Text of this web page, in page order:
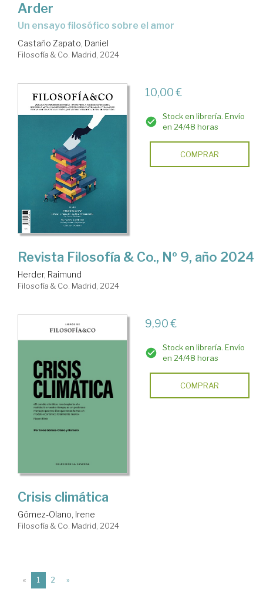
Arder
un ensayo filosófico sobre el amor
Castaño Zapato, Daniel
Filosofía & Co. Madrid, 2024
10,00 €
Stock en librería. Envío
en 24/48 horas
COMPRAR
Revista Filosofía & Co., Nº 9, año 2024
Herder, Raimund
Filosofía & Co. Madrid, 2024
9,90 €
Stock en librería. Envío
en 24/48 horas
COMPRAR
Crisis climática
Gómez-Olano, Irene
Filosofía & Co. Madrid, 2024
« 1 (current)
2 »